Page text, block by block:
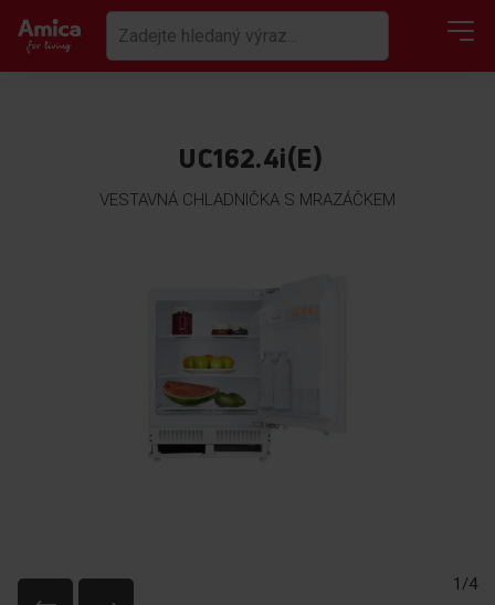
UC162.4i(E)
VESTAVNÁ CHLADNIČKA S MRAZÁČKEM
1/4